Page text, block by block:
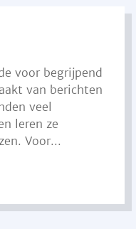
voor begrijpend
van berichten
veel
leren ze
Voor...